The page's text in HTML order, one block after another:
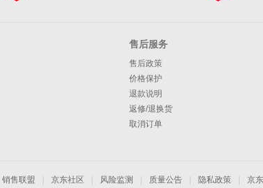
售后服务
售后政策
价格保护
退款说明
返修/退换货
取消订单
销售联盟 京东社区 风险监测 质量公告 隐私政策 京